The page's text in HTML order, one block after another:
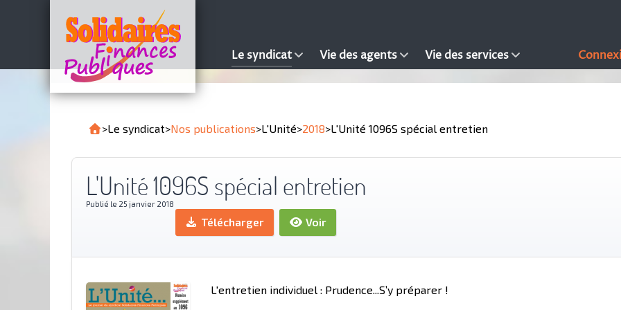
Le syndicat Vie des agents Vie des services
>Le syndicat>Nos publications>L'Unité>2018>L'Unité 1096S spécial entretien
L'Unité 1096S spécial entretien
Publié le 25 janvier 2018
Télécharger Voir
L'entretien individuel : Prudence...S’y préparer !